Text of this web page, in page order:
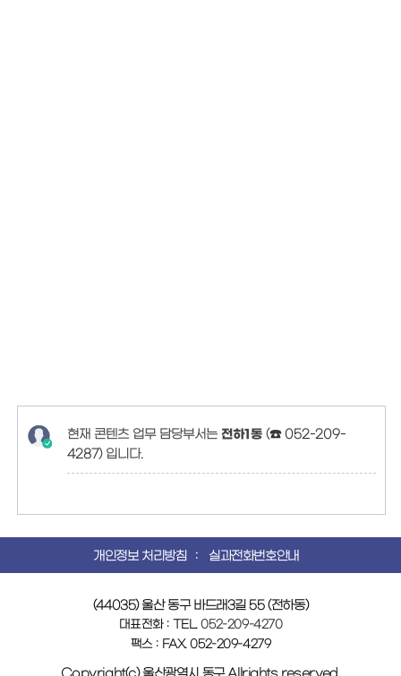
현재 콘텐츠 업무 담당부서는 전하1동(☎ 052-209-
4287)입니다.
개인정보 처리방침 실과전화번호안내
(44035) 울산 동구 바드래3길 55 (전하동)
대표전화 : TEL.052-209-4270
팩스 : FAX. 052-209-4279
Copyright(c) 울산광역시 동구 Allrights reserved.